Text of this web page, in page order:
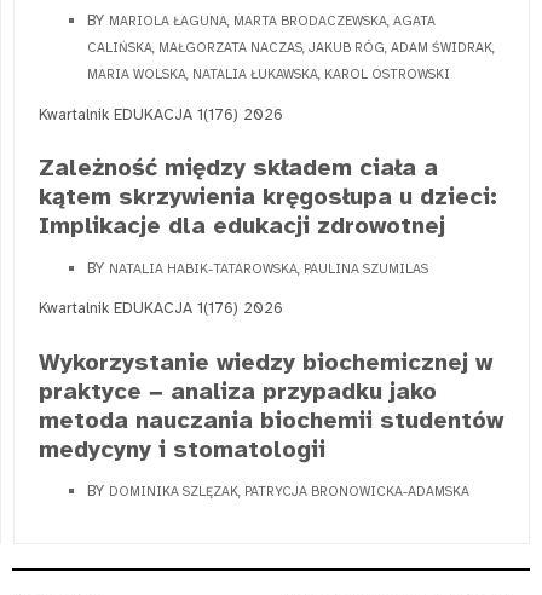
BY MARIOLA ŁAGUNA, MARTA BRODACZEWSKA, AGATA
CALIŃSKA, MAŁGORZATA NACZAS, JAKUB RÓG, ADAM ŚWIDRAK,
MARIA WOLSKA, NATALIA ŁUKAWSKA, KAROL OSTROWSKI
Kwartalnik EDUKACJA 1(176) 2026
Zależność między składem ciała a
kątem skrzywienia kręgosłupa u dzieci:
Implikacje dla edukacji zdrowotnej
BY NATALIA HABIK-TATAROWSKA, PAULINA SZUMILAS
Kwartalnik EDUKACJA 1(176) 2026
Wykorzystanie wiedzy biochemicznej w
praktyce − analiza przypadku jako
metoda nauczania biochemii studentów
medycyny i stomatologii
BY DOMINIKA SZLĘZAK, PATRYCJA BRONOWICKA-ADAMSKA